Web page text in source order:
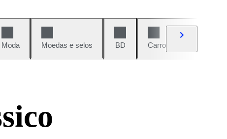
Moda Moedas e selos BD Carros e motos